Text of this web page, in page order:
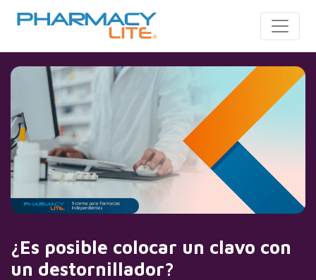
¿Es posible colocar un clavo con
un destornillador?